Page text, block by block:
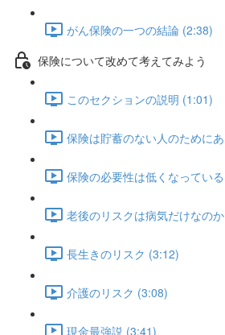
がん保険の一つの結論 (2:38)
保険について改めて考えてみよう
このセクションの説明 (1:01)
保険は貯蓄のない人のために
保険の必要性は低くなってい
老後のリスクは病気だけなの
長生きのリスク (3:12)
介護のリスク (3:08)
現金最強説 (3:41)